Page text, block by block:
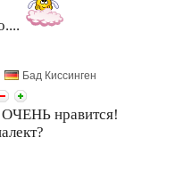
Бад Киссинген
нравится!